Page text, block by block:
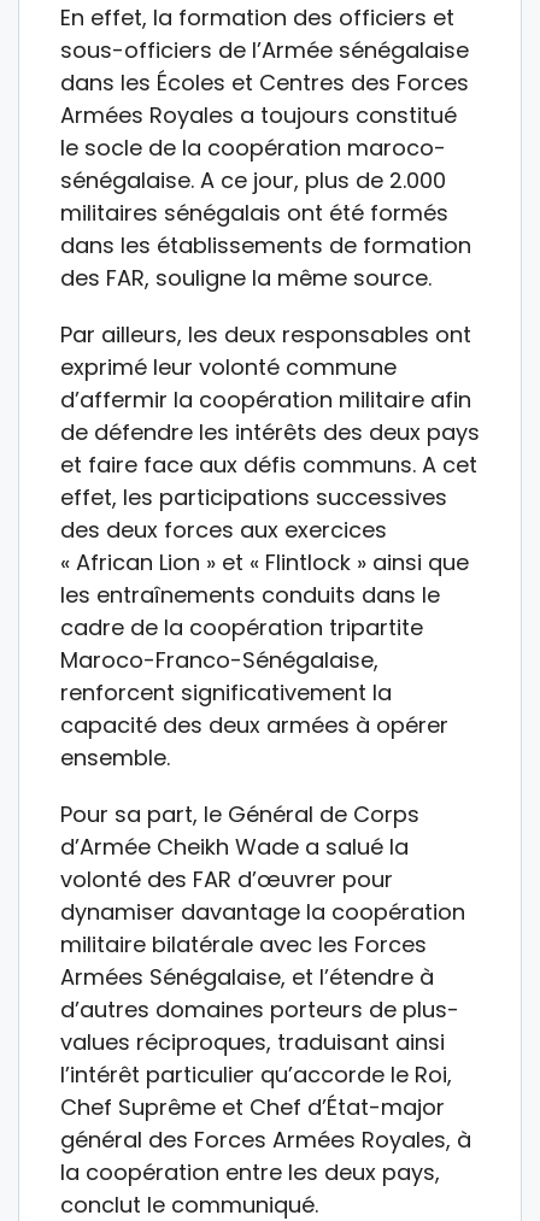
En effet, la formation des officiers et
sous-officiers de l’Armée sénégalaise
dans les Écoles et Centres des Forces
Armées Royales a toujours constitué
le socle de la coopération maroco-
sénégalaise. A ce jour, plus de 2.000
militaires sénégalais ont été formés
dans les établissements de formation
des FAR, souligne la même source.
Par ailleurs, les deux responsables ont
exprimé leur volonté commune
d’affermir la coopération militaire afin
de défendre les intérêts des deux pays
et faire face aux défis communs. A cet
effet, les participations successives
des deux forces aux exercices
« African Lion » et « Flintlock » ainsi que
les entraînements conduits dans le
cadre de la coopération tripartite
Maroco-Franco-Sénégalaise,
renforcent significativement la
capacité des deux armées à opérer
ensemble.
Pour sa part, le Général de Corps
d’Armée Cheikh Wade a salué la
volonté des FAR d’œuvrer pour
dynamiser davantage la coopération
militaire bilatérale avec les Forces
Armées Sénégalaise, et l’étendre à
d’autres domaines porteurs de plus-
values réciproques, traduisant ainsi
l’intérêt particulier qu’accorde le Roi,
Chef Suprême et Chef d’État-major
général des Forces Armées Royales, à
la coopération entre les deux pays,
conclut le communiqué.